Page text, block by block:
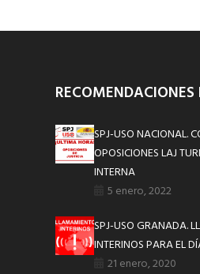
RECOMENDACIONES
SPJ-USO NACIONAL.
OPOSICIONES LAJ
INTERNA
5 enero, 2022
SPJ-USO GRANADA.
INTERINOS PARA EL
21 enero, 2020